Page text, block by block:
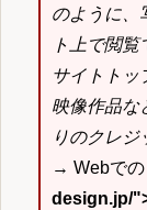
のように、
ト上で閲
サイトトッ
映像作品な
りのクレジ
→ Webで
design.jp/